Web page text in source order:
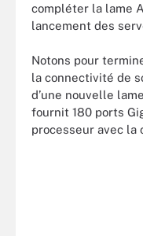
compléter la lame
lancement des
Notons pour
la connectivité de
d’une nouvelle
fournit 180 ports
processeur avec la